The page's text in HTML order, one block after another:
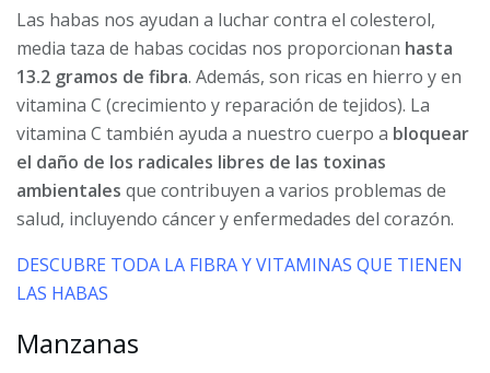
Las habas nos ayudan a luchar contra el colesterol,
media taza de habas cocidas nos proporcionan hasta
13.2 gramos de fibra. Además, son ricas en hierro y en
vitamina C (crecimiento y reparación de tejidos). La
vitamina C también ayuda a nuestro cuerpo a bloquear
el daño de los radicales libres de las toxinas
ambientales que contribuyen a varios problemas de
salud, incluyendo cáncer y enfermedades del corazón.
DESCUBRE TODA LA FIBRA Y VITAMINAS QUE TIENEN
LAS HABAS
Manzanas